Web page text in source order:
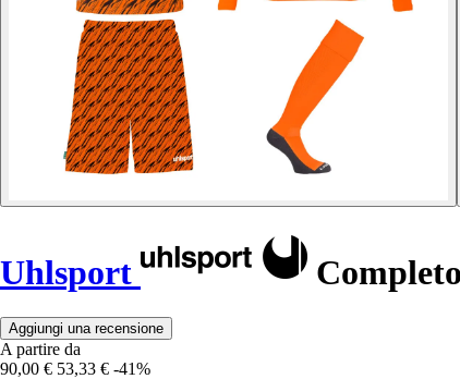
Uhlsport
Aggiungi una recensione
A partire da
90,00 € 53,33 € -41%